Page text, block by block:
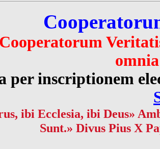
per inscriptionem
ibi Ecclesia, ibi Deus»
Sunt.» Divus Pius X